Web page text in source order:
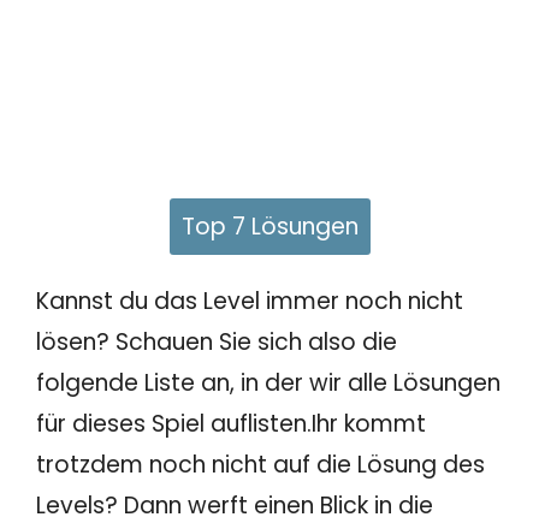
Top 7 Lösungen
Kannst du das Level immer noch nicht
lösen? Schauen Sie sich also die
folgende Liste an, in der wir alle Lösungen
für dieses Spiel auflisten.Ihr kommt
trotzdem noch nicht auf die Lösung des
Levels? Dann werft einen Blick in die